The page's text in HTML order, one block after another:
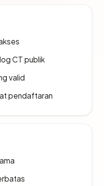
CT publik
valid
pendaftaran